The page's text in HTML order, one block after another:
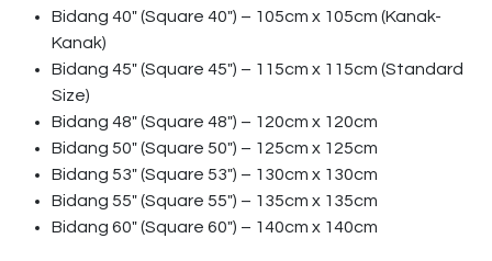
Bidang 40″ (Square 40″) – 105cm x 105cm (Kanak-
Kanak)
Bidang 45″ (Square 45″) – 115cm x 115cm (Standard
Size)
Bidang 48″ (Square 48″) – 120cm x 120cm
Bidang 50″ (Square 50″) – 125cm x 125cm
Bidang 53″ (Square 53″) – 130cm x 130cm
Bidang 55″ (Square 55″) – 135cm x 135cm
Bidang 60″ (Square 60″) – 140cm x 140cm